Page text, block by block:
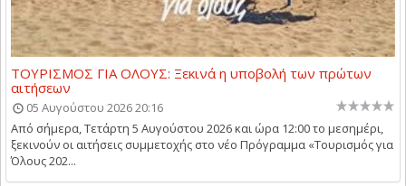
ΤΟΥΡΙΣΜΟΣ ΓΙΑ ΟΛΟΥΣ: Ξεκινά η υποβολή των πρώτων
αιτήσεων
05 Αυγούστου 2026 20:16
Από σήμερα, Τετάρτη 5 Αυγούστου 2026 και ώρα 12:00 το μεσημέρι,
ξεκινούν οι αιτήσεις συμμετοχής στο νέο Πρόγραμμα «Τουρισμός για
Όλους 202...